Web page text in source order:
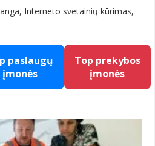
Interneto svetainių kūrimas,
paslaugų
įmonės
Top prekybos
įmonės